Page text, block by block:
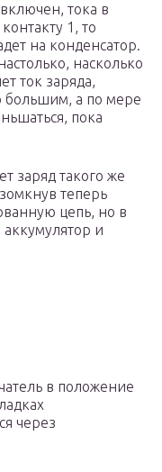
тока в
1, то
на конденсатор.
насколько
ток заряда,
большим, а по мере
пока
заряд такого же
теперь
цепь, но в
и
в положение
через